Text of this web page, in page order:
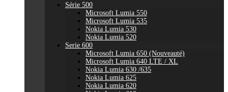
Série 500
Microsoft Lumia 550
Microsoft Lumia 535
Nokia Lumia 530
Nokia Lumia 520
Serie 600
Microsoft Lumia 650 (Nouveauté)
Microsoft Lumia 640 LTE / XL
Nokia Lumia 630 /635
Nokia Lumia 625
Nokia Lumia 620